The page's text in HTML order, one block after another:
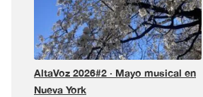
da
Pel
USA
Tour
¡y
más!
AltaVoz 2026#2 · Mayo musical en
Nueva York